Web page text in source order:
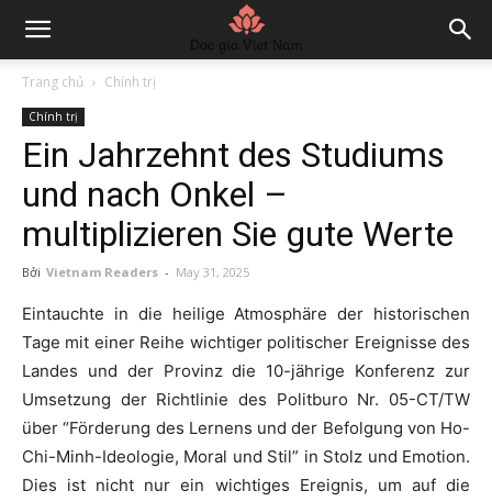
Trang chủ Chính trị
Chính trị
Ein Jahrzehnt des Studiums
und nach Onkel –
multiplizieren Sie gute Werte
Bởi Vietnam Readers - May 31, 2025
Eintauchte in die heilige Atmosphäre der historischen
Tage mit einer Reihe wichtiger politischer Ereignisse des
Landes und der Provinz die 10-jährige Konferenz zur
Umsetzung der Richtlinie des Politburo Nr. 05-CT/TW
über “Förderung des Lernens und der Befolgung von Ho-
Chi-Minh-Ideologie, Moral und Stil” in Stolz und Emotion.
Dies ist nicht nur ein wichtiges Ereignis, um auf die